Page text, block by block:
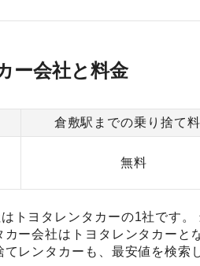
ー会社と料金
倉敷駅までの乗り捨て
無料
トヨタレンタカーの1社です
ー会社はトヨタレンタカーと
レンタカーも、最安値を検索